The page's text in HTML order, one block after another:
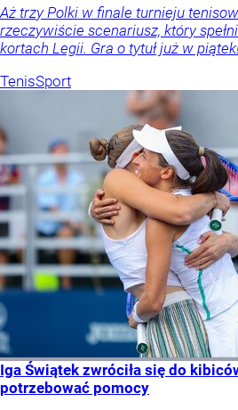
Aż trzy Polki w finale turnieju
rzeczywiście scenariusz, który
kortach Legii. Gra o tytuł już w
TenisSport
Iga Świątek zwróciła się do
potrzebować pomocy